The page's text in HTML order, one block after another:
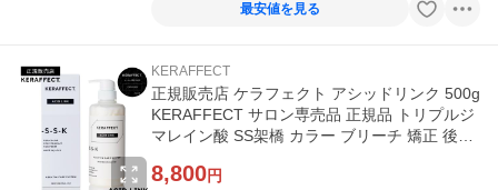
最安値を見る
KERAFFECT
正規販売店 ケラフェクト アシッドリンク 500g
KERAFFECT サロン専売品 正規品 トリプルジ
マレイン酸 SS架橋 カラー ブリーチ 矯正 後処
8,800円